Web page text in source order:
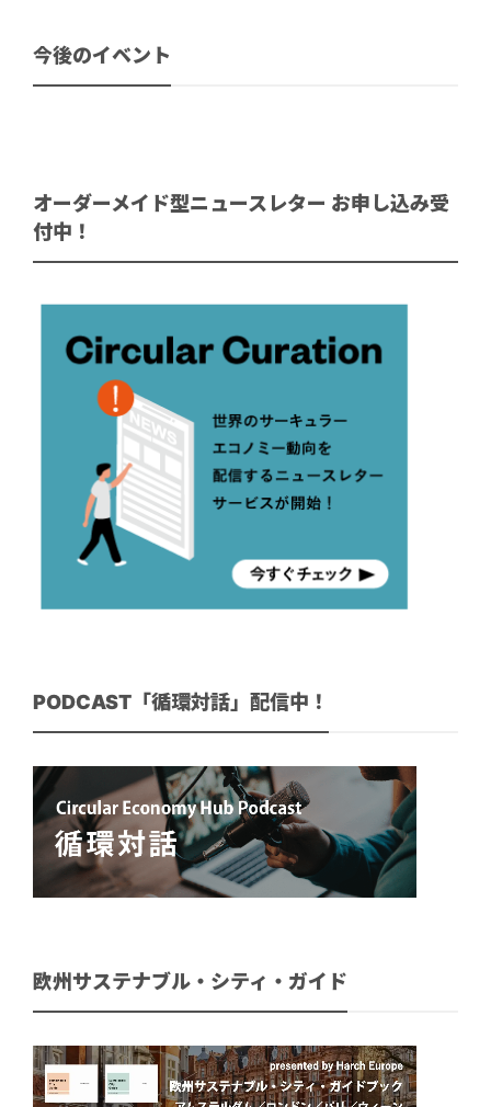
今後のイベント
オーダーメイド型ニュースレター お申し込み受
付中！
PODCAST「循環対話」配信中！
欧州サステナブル・シティ・ガイド